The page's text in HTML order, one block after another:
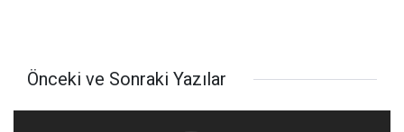
Önceki ve Sonraki Yazılar